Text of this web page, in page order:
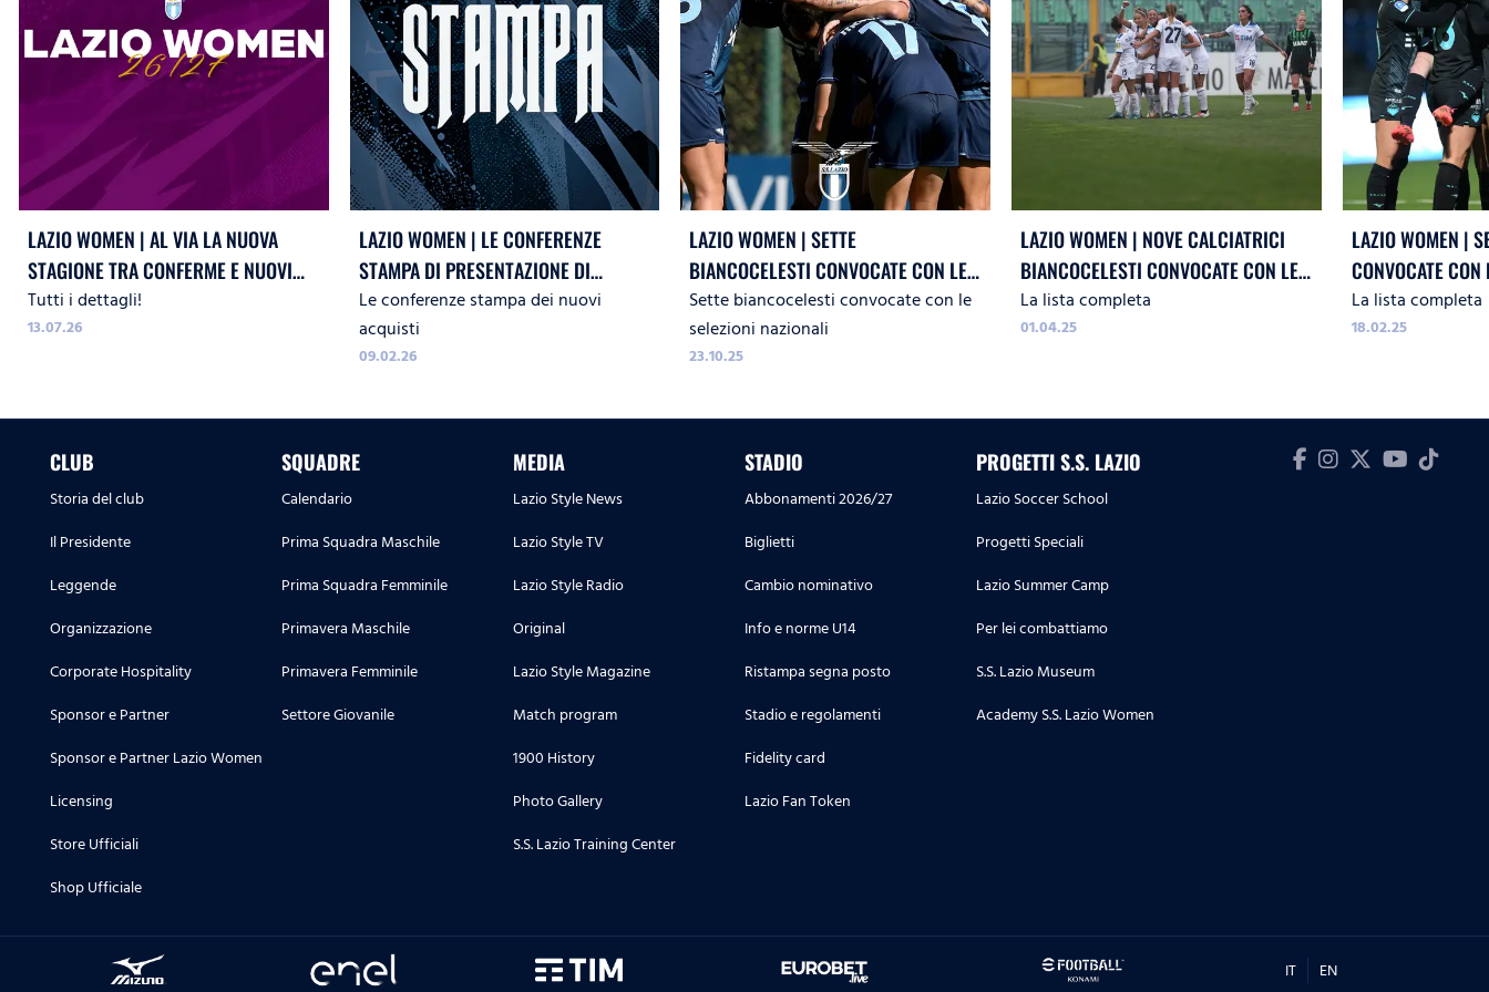
LAZIO WOMEN | AL VIA LA NUOVA
STAGIONE TRA CONFERME E NUOVI
ARRIVI
Tutti i dettagli!
13.07.26
LAZIO WOMEN | LE CONFERENZE
STAMPA DI PRESENTAZIONE DI
BERGMAN LUNDIN, CESARINI E BAČIĆ
Le conferenze stampa dei nuovi
acquisti
09.02.26
LAZIO WOMEN | SETTE
BIANCOCELESTI CONVOCATE CON LE
NAZIONALI
Sette biancocelesti convocate con le
selezioni nazionali
23.10.25
LAZIO WOMEN | NOVE CALCIATRICI
BIANCOCELESTI CONVOCATE CON LE
RISPETTIVE NAZIONALI
La lista completa
01.04.25
LAZIO WOMEN | SETTE CALCIATRICI
CONVOCATE
NAZIONALI
La lista completa
18.02.25
CLUB
Storia del club
Il Presidente
Leggende
Organizzazione
Corporate Hospitality
Sponsor e Partner
Sponsor e Partner Lazio Women
Licensing
Store Ufficiali
Shop Ufficiale
SQUADRE
Calendario
Prima Squadra Maschile
Prima Squadra Femminile
Primavera Maschile
Primavera Femminile
Settore Giovanile
MEDIA
Lazio Style News
Lazio Style TV
Lazio Style Radio
Original
Lazio Style Magazine
Match program
1900 History
Photo Gallery
S.S. Lazio Training Center
STADIO
Abbonamenti 2026/27
Biglietti
Cambio nominativo
Info e norme U14
Ristampa segna posto
Stadio e regolamenti
Fidelity card
Lazio Fan Token
PROGETTI S.S. LAZIO
Lazio Soccer School
Progetti Speciali
Lazio Summer Camp
Per lei combattiamo
S.S. Lazio Museum
Academy S.S. Lazio Women
IT EN